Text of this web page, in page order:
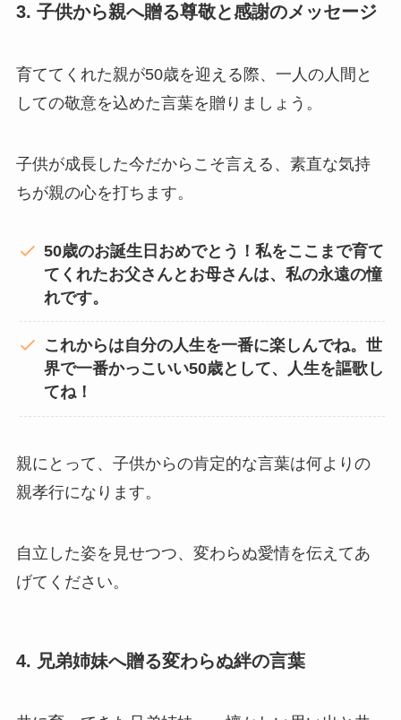
3. 子供から親へ贈る尊敬と感謝のメッセージ
育ててくれた親が50歳を迎える際、一人の人間と
しての敬意を込めた言葉を贈りましょう。
子供が成長した今だからこそ言える、素直な気持
ちが親の心を打ちます。
50歳のお誕生日おめでとう！私をここまで育て
てくれたお父さんとお母さんは、私の永遠の憧
れです。
これからは自分の人生を一番に楽しんでね。世
界で一番かっこいい50歳として、人生を謳歌し
てね！
親にとって、子供からの肯定的な言葉は何よりの
親孝行になります。
自立した姿を見せつつ、変わらぬ愛情を伝えてあ
げてください。
4. 兄弟姉妹へ贈る変わらぬ絆の言葉